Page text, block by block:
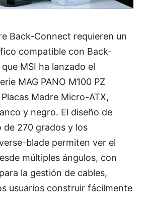
Back-Connect requieren un
compatible con Back-
MSI ha lanzado el
MAG PANO M100 PZ
Madre Micro-ATX,
y negro. El diseño de
de 270 grados y los
blade permiten ver el
múltiples ángulos, con
la gestión de cables,
usuarios construir fácilmente